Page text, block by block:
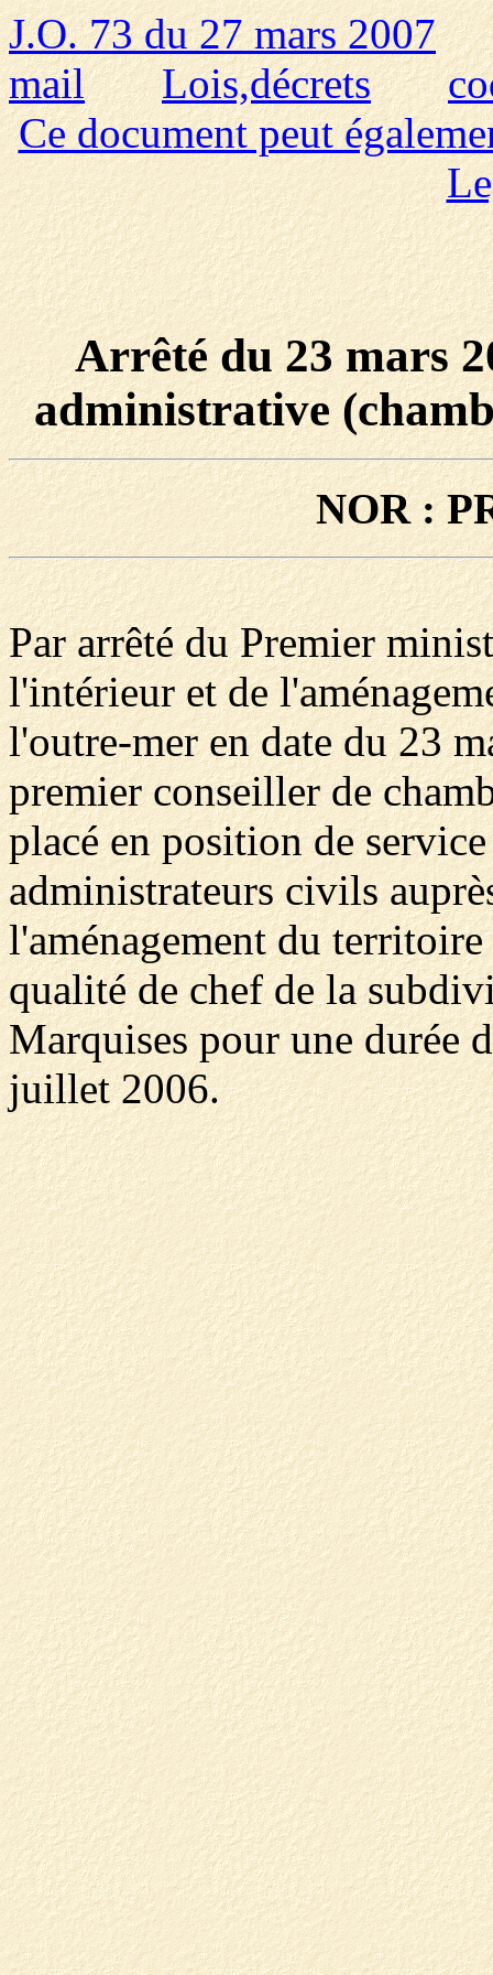
J.O. 73 du 27 mars 2007
mail
Lois,décrets
Ce document peut
Arrêté du 23 mars
administrative
NOR :
Par arrêté du Premier
l'intérieur et de
l'outre-mer en date du 23
premier conseiller de
placé en position de
administrateurs civils
l'aménagement du
qualité de chef de la
Marquises pour une durée
juillet 2006.